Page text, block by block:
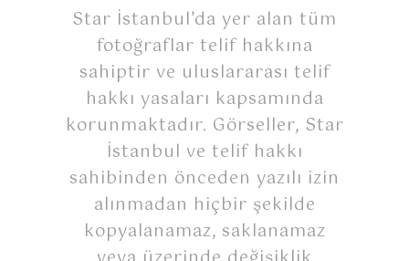
Star İstanbul’da yer alan tüm
fotoğraflar telif hakkına
sahiptir ve uluslararası telif
hakkı yasaları kapsamında
korunmaktadır. Görseller, Star
İstanbul ve telif hakkı
sahibinden önceden yazılı izin
alınmadan hiçbir şekilde
kopyalanamaz, saklanamaz